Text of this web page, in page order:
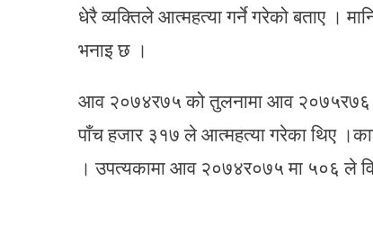
धेरै व्यक्तिले आत्महत्या गर्ने गरेको बताए ।
भनाइ छ ।
आव २०७४र७५ को तुलनामा आव २०७५र७६
पाँच हजार ३१७ ले आत्महत्या गरेका थिए
। उपत्यकामा आव २०७४र०७५ मा ५०६ ले